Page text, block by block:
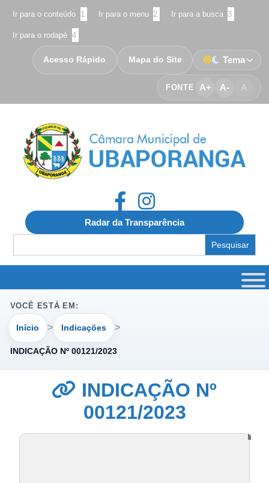
Ir para o conteúdo 1 Ir para o menu 2 Ir para a busca 3
Ir para o rodapé 4
FONTE A+ A- A
Acesso Rápido Mapa do Site Tema
Radar da Transparência
for:
VOCÊ ESTÁ EM:
Início Indicações
INDICAÇÃO Nº 00121/2023
INDICAÇÃO Nº
00121/2023